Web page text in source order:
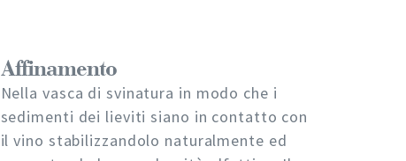
Affinamento
Nella vasca di svinatura in modo che i
sedimenti dei lieviti siano in contatto con
il vino stabilizzandolo naturalmente ed